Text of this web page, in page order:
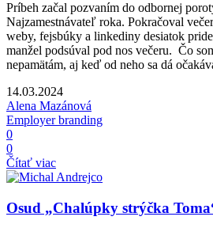
Príbeh začal pozvaním do odbornej
Najzamestnávateľ roka. Pokračoval
weby, fejsbúky a linkediny desiatok
manžel podsúval pod nos večeru. Čo
nepamätám, aj keď od neho sa dá
14.03.2024
Alena Mazánová
Employer branding
0
0
Čítať viac
Osud „Chalúpky strýčka